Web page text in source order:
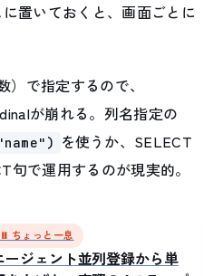
置いておくと、画面ごとに
）で指定するので、
が崩れる。列名指定の
を使うか、SELECT
で運用するのが現実的。
⏸ ちょっと一息
ージェント並列登録から単